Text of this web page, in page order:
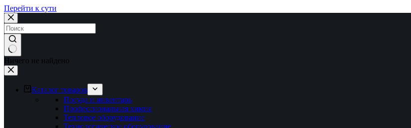
Перейти к сути
Ничего не найдено
Каталог товаров
Посуда и инвентарь
Профессиональная химия
Тепловое оборудование
Технологическое оборудование